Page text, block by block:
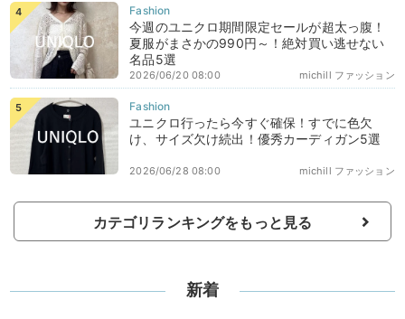
今週のユニクロ期間限定セールが超太っ腹！
夏服がまさかの990円～！絶対買い逃せない
名品5選
michill ファッション
2026/06/20 08:00
ユニクロ行ったら今すぐ確保！すでに色欠
け、サイズ欠け続出！優秀カーディガン5選
michill ファッション
2026/06/28 08:00
カテゴリランキングをもっと見る
新着